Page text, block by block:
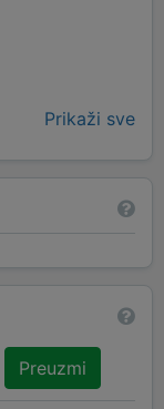
Prikaži sve
Preuzmi